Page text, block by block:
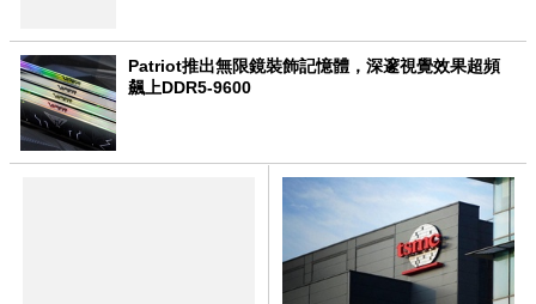
Patriot推出無限鏡裝飾記憶體，深邃視覺效果超頻
飆上DDR5-9600